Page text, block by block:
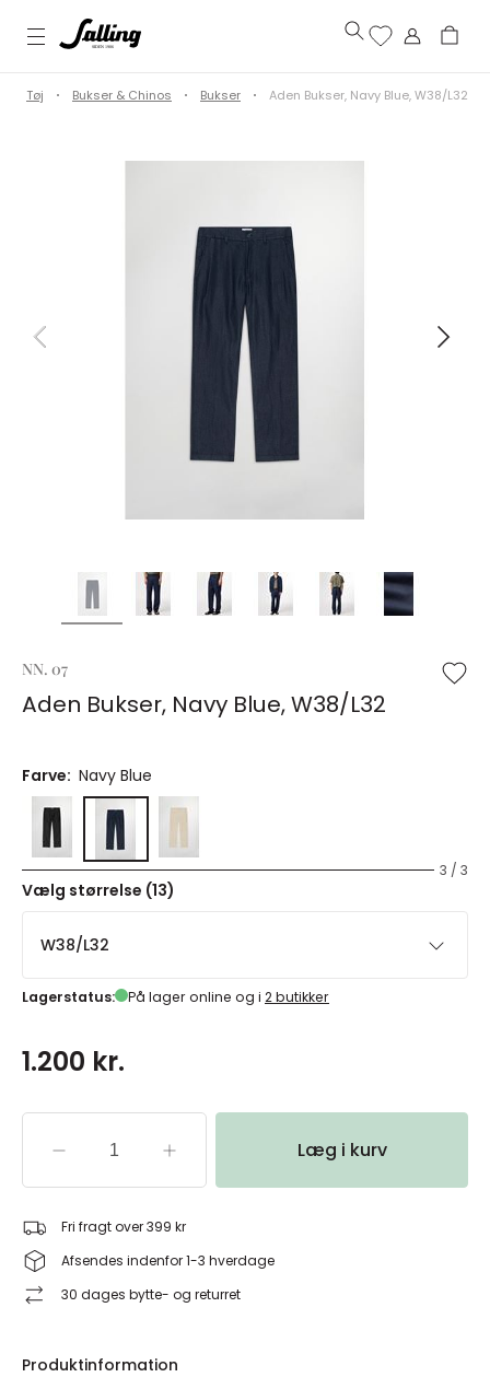
Tøj Bukser & Chinos Bukser Aden Bukser, Navy Blue, W38/L32
NN. 07
Aden Bukser, Navy Blue, W38/L32
Farve: Navy Blue
3 / 3
Vælg størrelse (13)
W38/L32
Lagerstatus: På lager online og i 2 butikker
1.200 kr.
Læg i kurv
Fri fragt over 399 kr
Afsendes indenfor 1-3 hverdage
30 dages bytte- og returret
Produktinformation